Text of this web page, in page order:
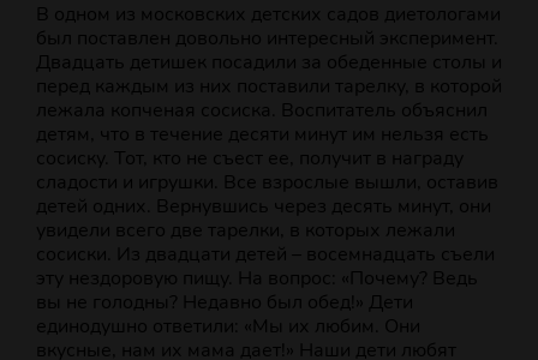
В одном из московских детских садов диетологами
был поставлен довольно интересный эксперимент.
Двадцать детишек посадили за обеденные столы и
перед каждым из них поставили тарелку, в которой
лежала копченая сосиска. Воспитатель объяснил
детям, что в течение десяти минут им нельзя есть
сосиску. Тот, кто не съест ее, получит в награду
сладости и игрушки. Все взрослые вышли, оставив
детей одних. Вернувшись через десять минут, они
увидели всего две тарелки, в которых лежали
сосиски. Из двадцати детей – восемнадцать съели
эту нездоровую пищу. На вопрос: «Почему? Ведь
вы не голодны? Недавно был обед!» Дети
единодушно ответили: «Мы их любим. Они
вкусные, нам их мама дает!» Наши дети любят